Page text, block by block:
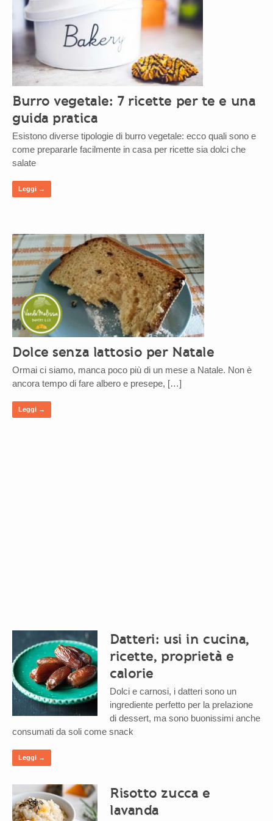
Burro vegetale: 7 ricette per te e una
guida pratica
Esistono diverse tipologie di burro vegetale: ecco quali sono e
come prepararle facilmente in casa per ricette sia dolci che
salate
Leggi →
Dolce senza lattosio per Natale
Ormai ci siamo, manca poco più di un mese a Natale. Non è
ancora tempo di fare albero e presepe, […]
Leggi →
Datteri: usi in cucina,
ricette, proprietà e
calorie
Dolci e carnosi, i datteri sono un
ingrediente perfetto per la prelazione
di dessert, ma sono buonissimi anche
consumati da soli come snack
Leggi →
Risotto zucca e
lavanda